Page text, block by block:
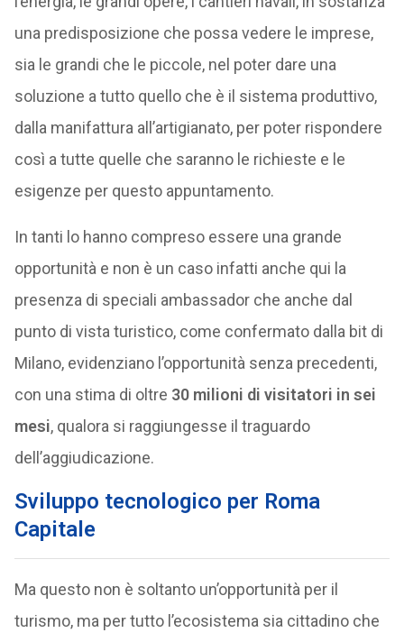
una predisposizione che possa vedere le imprese,
sia le grandi che le piccole, nel poter dare una
soluzione a tutto quello che è il sistema produttivo,
dalla manifattura all’artigianato, per poter rispondere
così a tutte quelle che saranno le richieste e le
esigenze per questo appuntamento.
In tanti lo hanno compreso essere una grande
opportunità e non è un caso infatti anche qui la
presenza di speciali ambassador che anche dal
punto di vista turistico, come confermato dalla bit di
Milano, evidenziano l’opportunità senza precedenti,
con una stima di oltre 30 milioni di visitatori in sei
mesi, qualora si raggiungesse il traguardo
dell’aggiudicazione.
Sviluppo tecnologico per Roma
Capitale
Ma questo non è soltanto un’opportunità per il
turismo, ma per tutto l’ecosistema sia cittadino che